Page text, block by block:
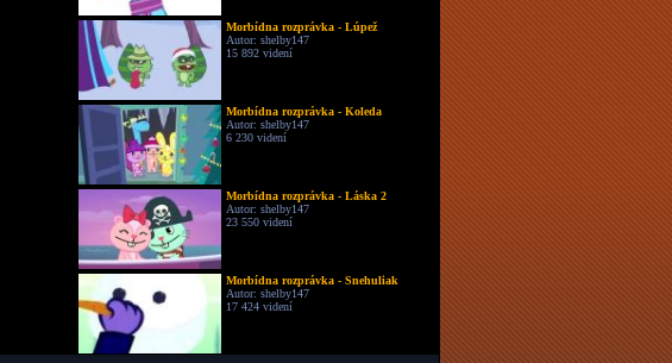
Morbídna rozprávka - Lúpež
Autor: shelby147
15 892 videní
Morbídna rozprávka - Koleda
Autor: shelby147
6 230 videní
Morbídna rozprávka - Láska 2
Autor: shelby147
23 550 videní
Morbídna rozprávka - Snehuliak
Autor: shelby147
17 424 videní